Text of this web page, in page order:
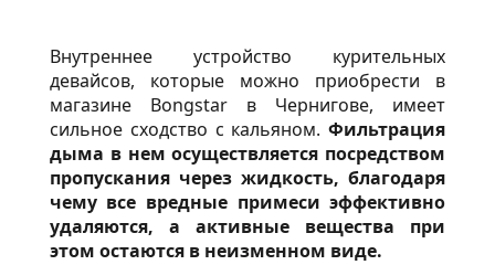
Внутреннее устройство курительных
девайсов, которые можно приобрести в
магазине Bongstar в Чернигове, имеет
сильное сходство с кальяном.Фильтрация
дыма в нем осуществляется посредством
пропускания через жидкость, благодаря
чему все вредные примеси эффективно
удаляются, а активные вещества при
этом остаются в неизменном виде.